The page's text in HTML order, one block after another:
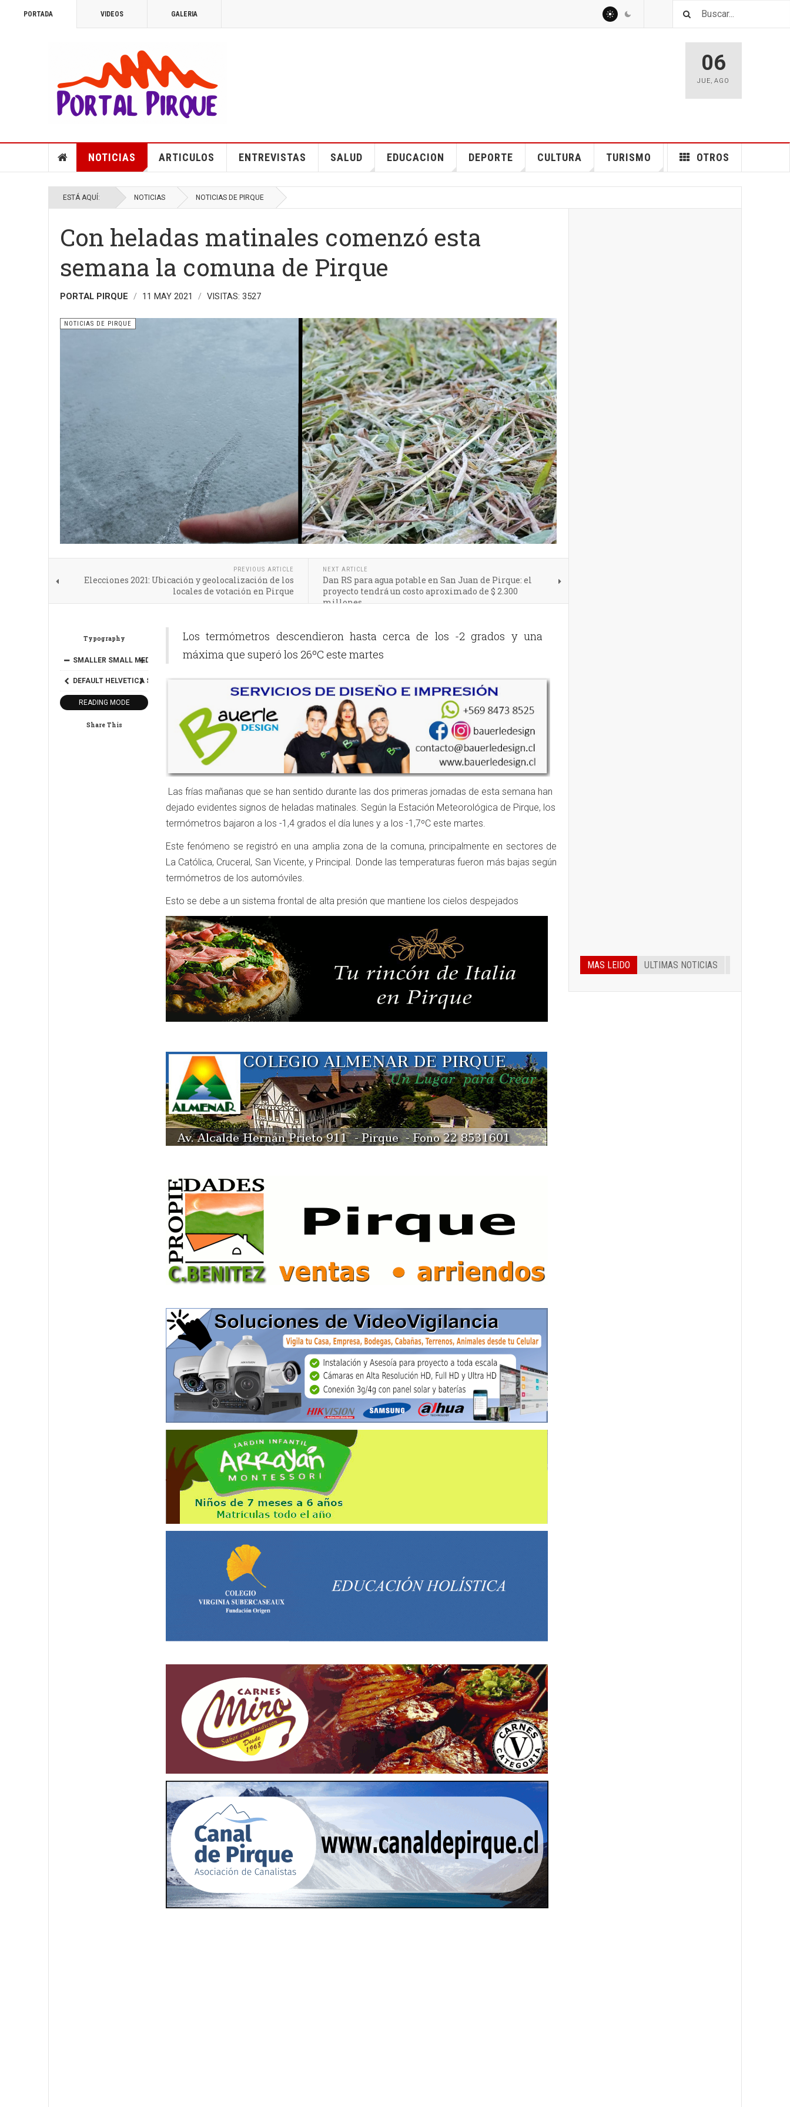
PORTADA VIDEOS GALERIA
06
JUE,AGO
NOTICIAS ARTICULOS ENTREVISTAS SALUD EDUCACION DEPORTE CULTURA TURISMO OTROS
ESTÁ AQUÍ: NOTICIAS NOTICIAS DE PIRQUE
Con heladas matinales comenzó esta
semana la comuna de Pirque
PORTAL PIRQUE 11 MAY 2021 VISITAS: 3527
NOTICIAS DE PIRQUE
PREVIOUS ARTICLE
Elecciones 2021: Ubicación y geolocalización de los
locales de votación en Pirque
NEXT ARTICLE
Dan RS para agua potable en San Juan de Pirque: el
proyecto tendrá un costo aproximado de $ 2.300
millones
Typography
SMALLER SMALL MEDIUM BIGGER
DEFAULT HELVETICA SEGOE GEORGIA TIMES
READING MODE
Share This
Los termómetros descendieron hasta cerca de los -2 grados y una
máxima que superó los 26ºC este martes
Las frías mañanas que se han sentido durante las dos primeras jornadas de esta semana han
dejado evidentes signos de heladas matinales. Según la Estación Meteorológica de Pirque, los
termómetros bajaron a los -1,4 grados el día lunes y a los -1,7ºC este martes.
Este fenómeno se registró en una amplia zona de la comuna, principalmente en sectores de
La Católica, Cruceral, San Vicente, y Principal. Donde las temperaturas fueron más bajas según
termómetros de los automóviles.
Esto se debe a un sistema frontal de alta presión que mantiene los cielos despejados
MAS LEIDO ULTIMAS NOTICIAS